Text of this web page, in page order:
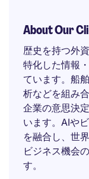
About Our
歴史を持つ外
特化した情報
ています。船
析などを組み
企業の意思決
います。AIや
を融合し、世
ビジネス機会
す。